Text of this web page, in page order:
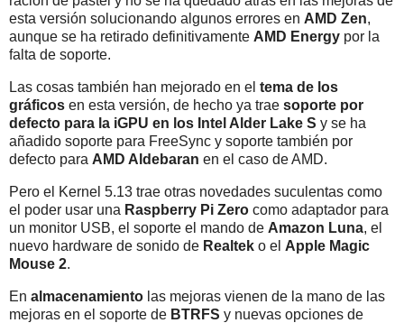
esta versión solucionando algunos errores en AMD Zen,
aunque se ha retirado definitivamente AMD Energy por la
falta de soporte.
Las cosas también han mejorado en el tema de los
gráficos en esta versión, de hecho ya trae soporte por
defecto para la iGPU en los Intel Alder Lake S y se ha
añadido soporte para FreeSync y soporte también por
defecto para AMD Aldebaran en el caso de AMD.
Pero el Kernel 5.13 trae otras novedades suculentas como
el poder usar una Raspberry Pi Zero como adaptador para
un monitor USB, el soporte el mando de Amazon Luna, el
nuevo hardware de sonido de Realtek o el Apple Magic
Mouse 2.
En almacenamiento las mejoras vienen de la mano de las
mejoras en el soporte de BTRFS y nuevas opciones de